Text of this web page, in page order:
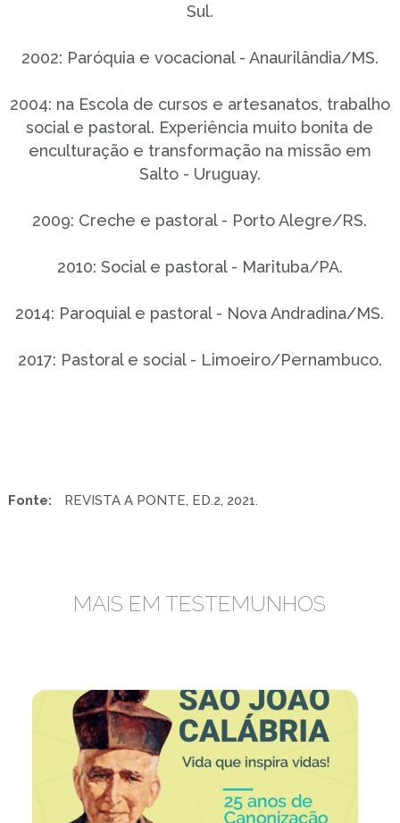
Sul.
2002: Paróquia e vocacional - Anaurilândia/MS.
2004: na Escola de cursos e artesanatos, trabalho
social e pastoral. Experiência muito bonita de
enculturação e transformação na missão em
Salto - Uruguay.
2009: Creche e pastoral - Porto Alegre/RS.
2010: Social e pastoral - Marituba/PA.
2014: Paroquial e pastoral - Nova Andradina/MS.
2017: Pastoral e social - Limoeiro/Pernambuco.
Fonte: REVISTA A PONTE, ED.2, 2021.
MAIS EM TESTEMUNHOS